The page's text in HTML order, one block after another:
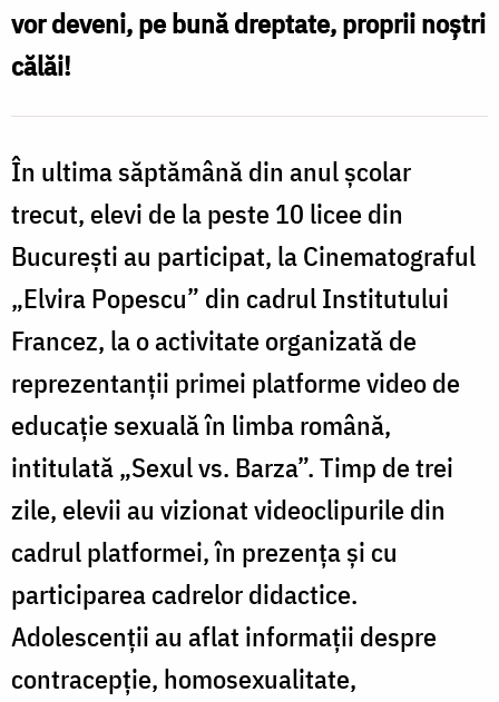
vor deveni, pe bună dreptate, proprii noştri
călăi!
În ultima săptămână din anul şcolar
trecut, elevi de la peste 10 licee din
Bucureşti au participat, la Cinematograful
„Elvira Popescu” din cadrul Institutului
Francez, la o activitate organizată de
reprezentanţii primei platforme video de
educaţie sexuală în limba română,
intitulată „Sexul vs. Barza”. Timp de trei
zile, elevii au vizionat videoclipurile din
cadrul platformei, în prezenţa şi cu
participarea cadrelor didactice.
Adolescenţii au aflat informaţii despre
contracepţie, homosexualitate,